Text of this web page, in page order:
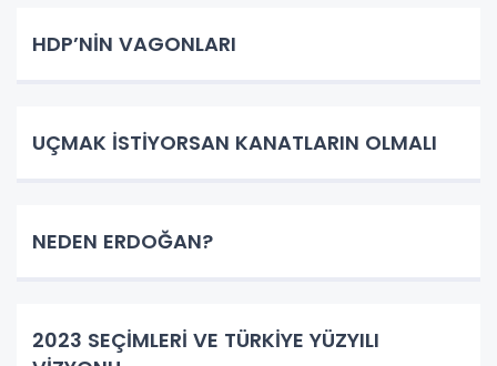
HDP’NİN VAGONLARI
UÇMAK İSTİYORSAN KANATLARIN OLMALI
NEDEN ERDOĞAN?
2023 SEÇİMLERİ VE TÜRKİYE YÜZYILI